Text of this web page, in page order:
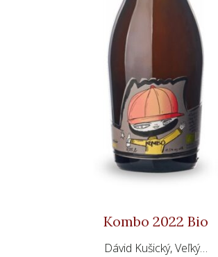
Kombo 2022 Bio
Dávid Kušický, Veľký…